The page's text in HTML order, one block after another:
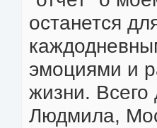
останется
эмоциями и
жизни.
Людмила,